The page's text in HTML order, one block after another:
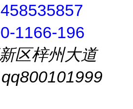
1166-196
区梓州大道